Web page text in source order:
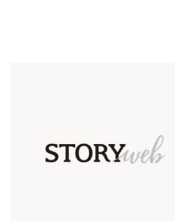
Fashion
初夏はこ